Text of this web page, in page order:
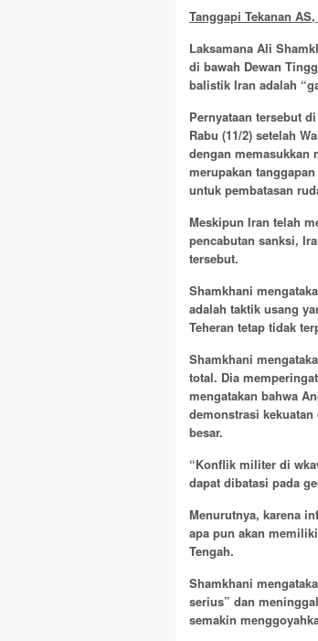
Tanggapi Tekanan
Laksamana Ali
di bawah Dewan
balistik Iran adalah
Pernyataan tersebut
Rabu (11/2) setelah
dengan memasukkan
merupakan
untuk pembatasan
Meskipun Iran telah
pencabutan sanksi,
tersebut.
Shamkhani
adalah taktik usang
Teheran tetap tidak
Shamkhani
total. Dia
mengatakan bahwa
demonstrasi
besar.
“Konflik militer di
dapat dibatasi pada
Menurutnya, karena
apa pun akan
Tengah.
Shamkhani
serius” dan
semakin